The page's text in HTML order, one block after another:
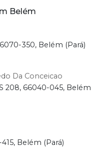
Belém
350, Belém (Pará)
Da Conceicao
208, 66040-045, Belém
Belém (Pará)